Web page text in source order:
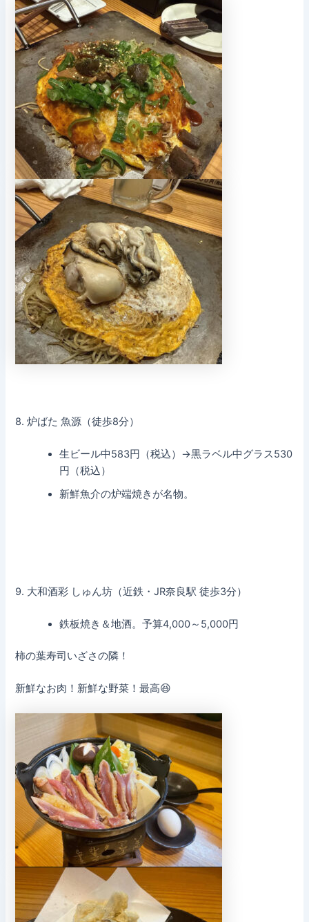
8. 炉ばた 魚源（徒歩8分）
生ビール中583円（税込）→黒ラベル中グラス530
円（税込）
新鮮魚介の炉端焼きが名物。
9. 大和酒彩 しゅん坊（近鉄・JR奈良駅 徒歩3分）
鉄板焼き＆地酒。予算4,000～5,000円
柿の葉寿司いざさの隣！
新鮮なお肉！新鮮な野菜！最高😆